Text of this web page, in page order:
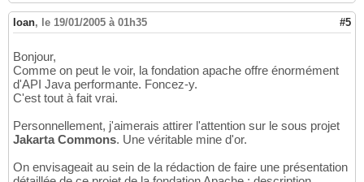
Ioan, le 19/01/2005 à 01h35 #5
Bonjour,
Comme on peut le voir, la fondation apache offre énormément
d'API Java performante. Foncez-y.
C'est tout à fait vrai.
Personnellement, j'aimerais attirer l'attention sur le sous projet
Jakarta Commons. Une véritable mine d'or.
On envisageait au sein de la rédaction de faire une présentation